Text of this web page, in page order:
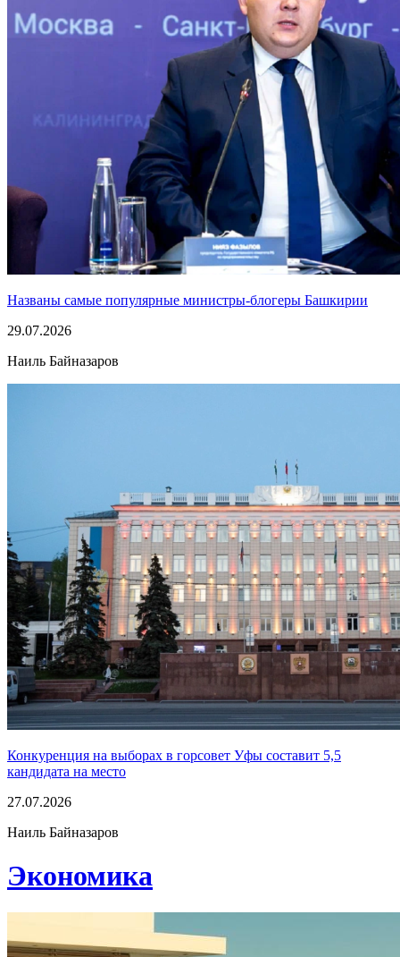
Названы самые популярные министры-блогеры Башкирии
29.07.2026
Наиль Байназаров
Конкуренция на выборах в горсовет Уфы составит 5,5
кандидата на место
27.07.2026
Наиль Байназаров
Экономика